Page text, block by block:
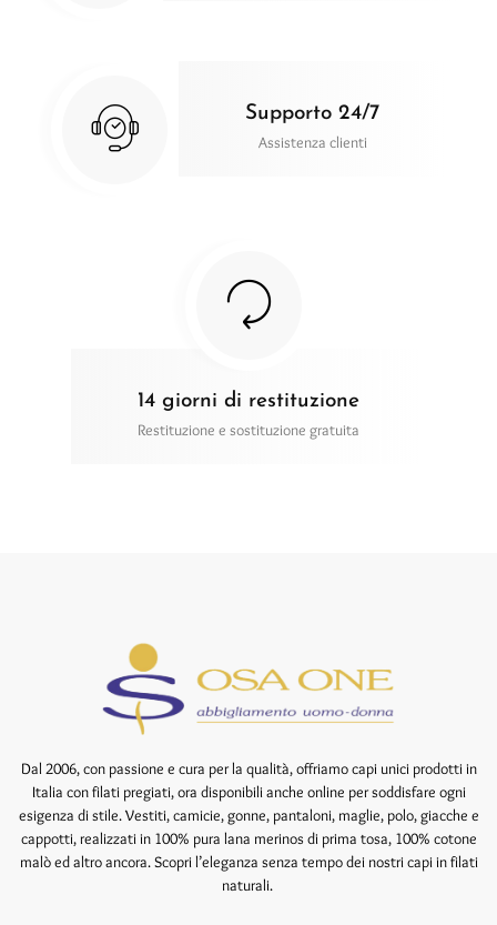
Supporto 24/7
Assistenza clienti
14 giorni di restituzione
Restituzione e sostituzione gratuita
Dal 2006, con passione e cura per la qualità, offriamo capi unici prodotti in
Italia con filati pregiati, ora disponibili anche online per soddisfare ogni
esigenza di stile. Vestiti, camicie, gonne, pantaloni, maglie, polo, giacche e
cappotti, realizzati in 100% pura lana merinos di prima tosa, 100% cotone
malò ed altro ancora. Scopri l’eleganza senza tempo dei nostri capi in filati
naturali.